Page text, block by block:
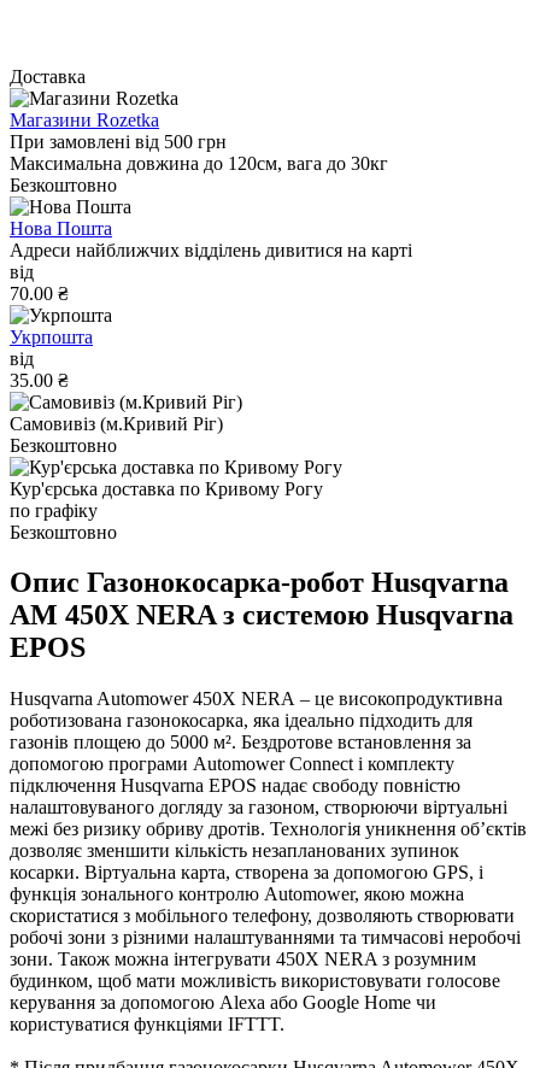
Доставка
Магазини Rozetka
При замовлені від 500 грн
Максимальна довжина до 120см, вага до 30кг
Безкоштовно
Нова Пошта
Адреси найближчих відділень дивитися на карті
від
70.00 ₴
Укрпошта
від
35.00 ₴
Самовивіз (м.Кривий Ріг)
Безкоштовно
Кур'єрська доставка по Кривому Рогу
по графіку
Безкоштовно
Опис Газонокосарка-робот Husqvarna
AM 450X NERA з системою Husqvarna
EPOS
Husqvarna Automower 450X NERA – це високопродуктивна
роботизована газонокосарка, яка ідеально підходить для
газонів площею до 5000 м². Бездротове встановлення за
допомогою програми Automower Connect і комплекту
підключення Husqvarna EPOS надає свободу повністю
налаштовуваного догляду за газоном, створюючи віртуальні
межі без ризику обриву дротів. Технологія уникнення об’єктів
дозволяє зменшити кількість незапланованих зупинок
косарки. Віртуальна карта, створена за допомогою GPS, і
функція зонального контролю Automower, якою можна
скористатися з мобільного телефону, дозволяють створювати
робочі зони з різними налаштуваннями та тимчасові неробочі
зони. Також можна інтегрувати 450X NERA з розумним
будинком, щоб мати можливість використовувати голосове
керування за допомогою Alexa або Google Home чи
користуватися функціями IFTTT.